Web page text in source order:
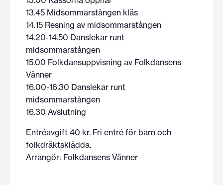
13.45 Midsommarstången kläs
14.15 Resning av midsommarstången
14.20-14.50 Danslekar runt
midsommarstången
15.00 Folkdansuppvisning av Folkdansens
Vänner
16.00-16.30 Danslekar runt
midsommarstången
16.30 Avslutning
Entréavgift 40 kr. Fri entré för barn och
folkdräktsklädda.
Arrangör: Folkdansens Vänner